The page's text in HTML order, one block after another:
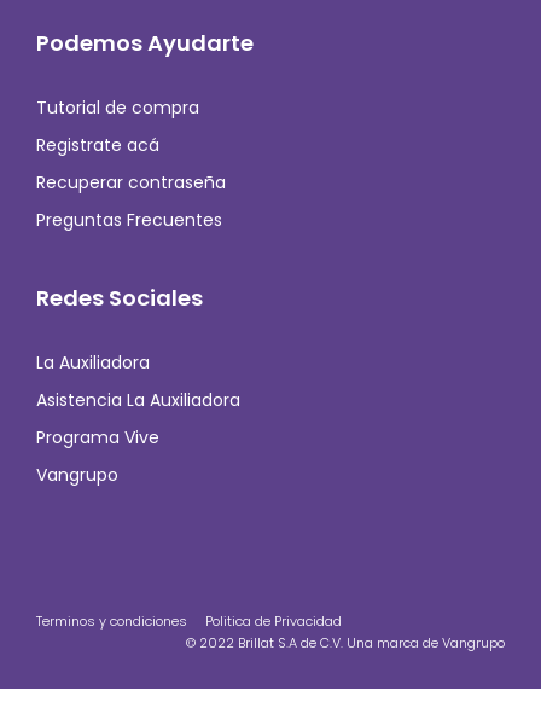
Podemos Ayudarte
Tutorial de compra
Registrate acá
Recuperar contraseña
Preguntas Frecuentes
Redes Sociales
La Auxiliadora
Asistencia La Auxiliadora
Programa Vive
Vangrupo
Terminos y condiciones
Politica de Privacidad
© 2022 Brillat S.A de C.V. Una marca de Vangrupo